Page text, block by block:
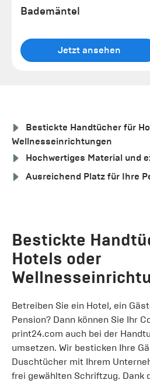
Bademäntel
Jetzt ansehen
Bestickte Handtücher für
Wellnesseinrichtungen
Hochwertiges Material und
Ausreichend Platz für Ihre
Bestickte
Hotels oder
Betreiben Sie ein Hotel, ein
Pension? Dann können Sie Ihr
print24.com auch bei der
umsetzen. Wir besticken Ihre
Duschtücher mit Ihrem
frei gewählten Schriftzug. Dank